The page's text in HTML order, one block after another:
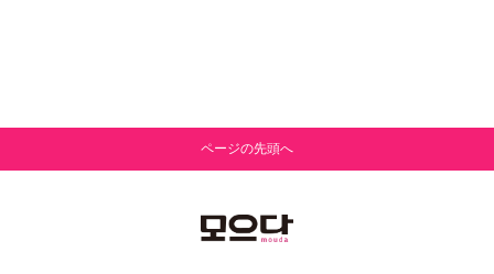
ページの先頭へ